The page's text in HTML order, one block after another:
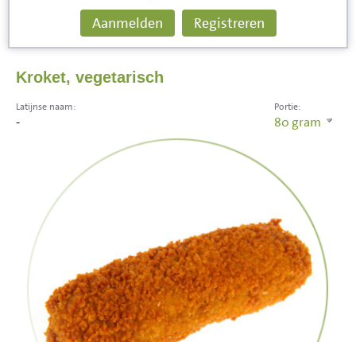
Aanmelden Registreren
Kroket, vegetarisch
Portie:
80 gram
Latijnse naam:
-